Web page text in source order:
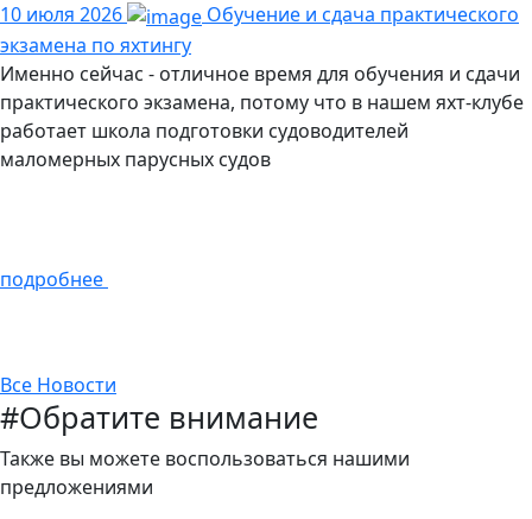
10 июля 2026
Обучение и сдача практического
экзамена по яхтингу
Именно сейчас - отличное время для обучения и сдачи
практического экзамена, потому что в нашем яхт-клубе
работает школа подготовки судоводителей
маломерных парусных судов
подробнее
Все Новости
#Обратите внимание
Также вы можете воспользоваться нашими
предложениями